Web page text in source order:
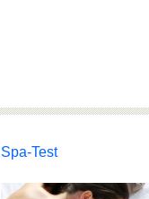
Spa-Test